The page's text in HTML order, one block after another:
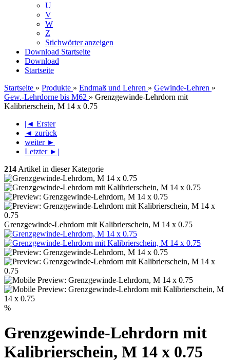
U
V
W
Z
Stichwörter anzeigen
Download Startseite
Download
Startseite
Startseite » Produkte » Endmaß und Lehren » Gewinde-Lehren »
Gew.-Lehrdorne bis M62 » Grenzgewinde-Lehrdorn mit
Kalibrierschein, M 14 x 0.75
|◄ Erster
◄ zurück
weiter ►
Letzter ►|
214 Artikel in dieser Kategorie
Grenzgewinde-Lehrdorn mit Kalibrierschein, M 14 x 0.75
%
Grenzgewinde-Lehrdorn mit
Kalibrierschein, M 14 x 0.75